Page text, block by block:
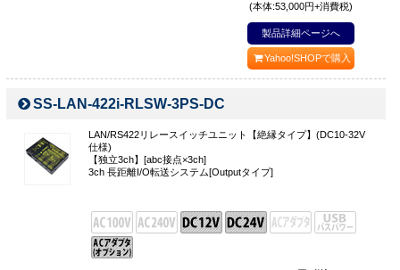
(本体:53,000円+消費税)
製品詳細ページへ
Yahoo!SHOPで購入
SS-LAN-422i-RLSW-3PS-DC
LAN/RS422リレースイッチユニット【絶縁タイプ】(DC10-32V
仕様)
【独立3ch】[abc接点×3ch]
3ch 長距離I/O転送システム[Outputタイプ]